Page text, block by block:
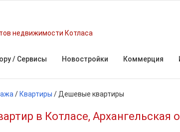
недвижимости Котласа
/ Сервисы Новостройки Коммерция
/ Квартиры / Дешевые квартиры
в Котласе, Архангельская